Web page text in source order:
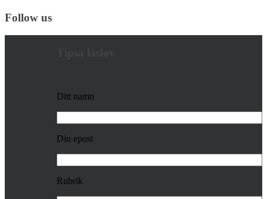
Follow us
Ditt namn
Din epost
Rubrik